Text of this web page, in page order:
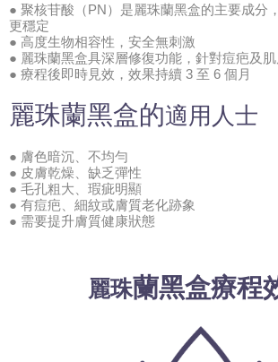
● 聚核苷酸（PN）是麗珠蘭黑盒的主要成分
更穩定
● 高度生物相容性，安全無刺激
● 麗珠蘭黑盒具深層修復功能，針對痘疤及
● 療程後即時見效，效果持續 3 至 6 個月
麗珠蘭黑盒的適用人士
● 膚色暗沉、不均勻
● 皮膚乾燥、缺乏彈性
● 毛孔粗大、瑕疵明顯
● 有痘疤、細紋或膚質老化跡象
● 需要提升膚質健康狀態
麗珠蘭黑盒療程